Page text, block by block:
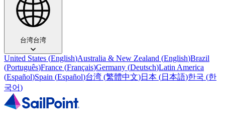
台湾台湾
United States (English)Australia & New Zealand (English)Brazil
(Português)France (Français)Germany (Deutsch)Latin America
(Español)Spain (Español)台湾 (繁體中文)日本 (日本語)한국 (한
국어)